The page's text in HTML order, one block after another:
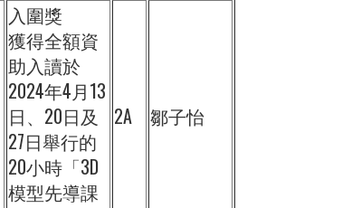
入圍獎
獲得全額資
助入讀於
2024年4月13
日、20日及
27日舉行的
20小時「3D
模型先導課
2A 鄒子怡